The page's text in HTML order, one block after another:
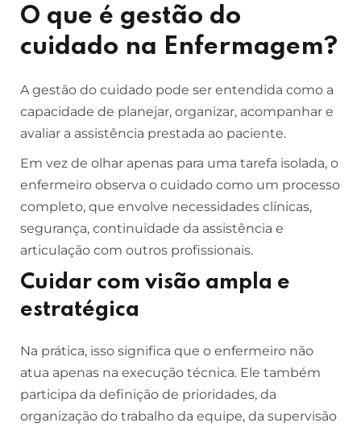
O que é gestão do
cuidado na Enfermagem?
A gestão do cuidado pode ser entendida como a
capacidade de planejar, organizar, acompanhar e
avaliar a assistência prestada ao paciente.
Em vez de olhar apenas para uma tarefa isolada, o
enfermeiro observa o cuidado como um processo
completo, que envolve necessidades clínicas,
segurança, continuidade da assistência e
articulação com outros profissionais.
Cuidar com visão ampla e
estratégica
Na prática, isso significa que o enfermeiro não
atua apenas na execução técnica. Ele também
participa da definição de prioridades, da
organização do trabalho da equipe, da supervisão